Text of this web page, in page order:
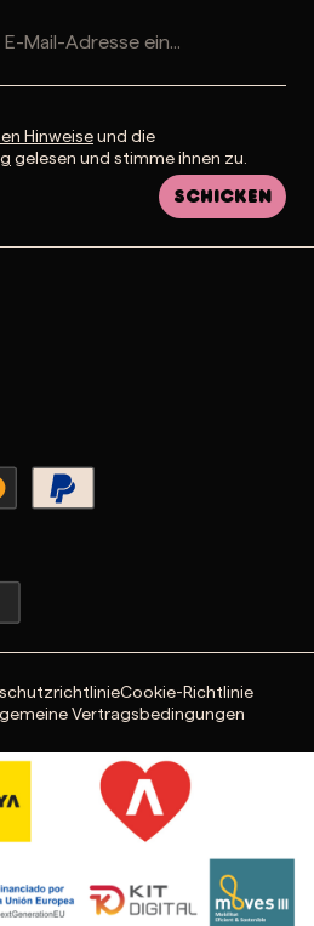
Hinweiseund die
gelesen und stimme ihnen zu.
Schicken
Cookie-Richtlinie
Vertragsbedingungen